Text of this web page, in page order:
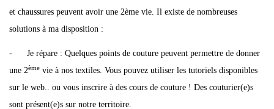
et chaussures peuvent avoir une 2ème vie. Il existe de nombreuses
solutions à ma disposition :
- Je répare : Quelques points de couture peuvent permettre de donner
une 2ème vie à nos textiles. Vous pouvez utiliser les tutoriels disponibles
sur le web.. ou vous inscrire à des cours de couture ! Des couturier(e)s
sont présent(e)s sur notre territoire.